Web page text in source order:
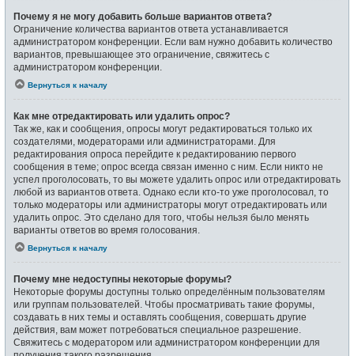
Почему я не могу добавить больше вариантов ответа?
Ограничение количества вариантов ответа устанавливается
администратором конференции. Если вам нужно добавить количество
вариантов, превышающее это ограничение, свяжитесь с
администратором конференции.
Вернуться к началу
Как мне отредактировать или удалить опрос?
Так же, как и сообщения, опросы могут редактироваться только их
создателями, модераторами или администраторами. Для
редактирования опроса перейдите к редактированию первого
сообщения в теме; опрос всегда связан именно с ним. Если никто не
успел проголосовать, то вы можете удалить опрос или отредактировать
любой из вариантов ответа. Однако если кто-то уже проголосовал, то
только модераторы или администраторы могут отредактировать или
удалить опрос. Это сделано для того, чтобы нельзя было менять
варианты ответов во время голосования.
Вернуться к началу
Почему мне недоступны некоторые форумы?
Некоторые форумы доступны только определённым пользователям
или группам пользователей. Чтобы просматривать такие форумы,
создавать в них темы и оставлять сообщения, совершать другие
действия, вам может потребоваться специальное разрешение.
Свяжитесь с модератором или администратором конференции для